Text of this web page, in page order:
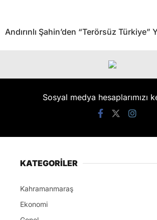
Andırınlı Şahin’den “Terörsüz Türkiye”
Sosyal medya hesaplarımızı
KATEGORİLER
Kahramanmaraş
Ekonomi